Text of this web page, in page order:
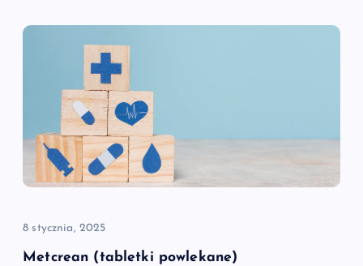
a
a
w
p
8 stycznia, 2025
Metcrean (tabletki powlekane)